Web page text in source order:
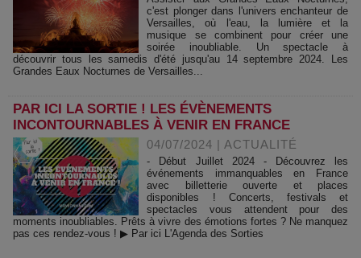
c'est plonger dans l'univers enchanteur de
Versailles, où l'eau, la lumière et la
musique se combinent pour créer une
soirée inoubliable. Un spectacle à
découvrir tous les samedis d'été jusqu'au 14 septembre 2024. Les
Grandes Eaux Nocturnes de Versailles...
PAR ICI LA SORTIE ! LES ÉVÈNEMENTS
INCONTOURNABLES À VENIR EN FRANCE
04/07/2024 | ACTUALITÉ
- Début Juillet 2024 - Découvrez les
événements immanquables en France
avec billetterie ouverte et places
disponibles ! Concerts, festivals et
spectacles vous attendent pour des
moments inoubliables. Prêts à vivre des émotions fortes ? Ne manquez
pas ces rendez-vous ! ▶ Par ici L'Agenda des Sorties